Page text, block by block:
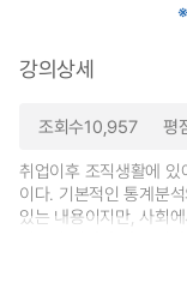
강의상세
조회수10,957 평
취업이후 조직생활에
이다. 기본적인 통계분
있는 내용이지만, 사회
기존의 시각과 다른 결